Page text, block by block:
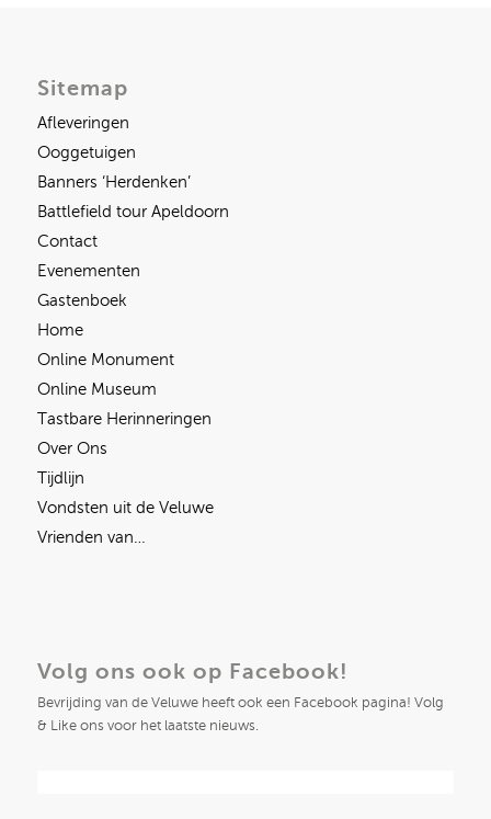
Sitemap
Afleveringen
Ooggetuigen
Banners ‘Herdenken’
Battlefield tour Apeldoorn
Contact
Evenementen
Gastenboek
Home
Online Monument
Online Museum
Tastbare Herinneringen
Over Ons
Tijdlijn
Vondsten uit de Veluwe
Vrienden van…
Volg ons ook op Facebook!
Bevrijding van de Veluwe heeft ook een Facebook pagina! Volg
& Like ons voor het laatste nieuws.